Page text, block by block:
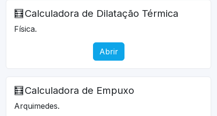
🧮 Calculadora de Dilatação Térmica
Física.
Abrir
🧮 Calculadora de Empuxo
Arquimedes.